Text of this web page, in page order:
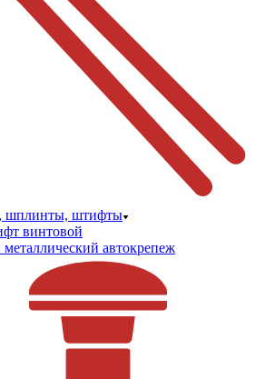
шплинты, штифты
винтовой
автокрепеж